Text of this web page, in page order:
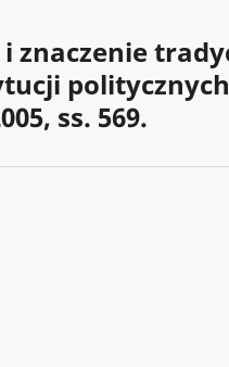
i znaczenie
ss. 569.